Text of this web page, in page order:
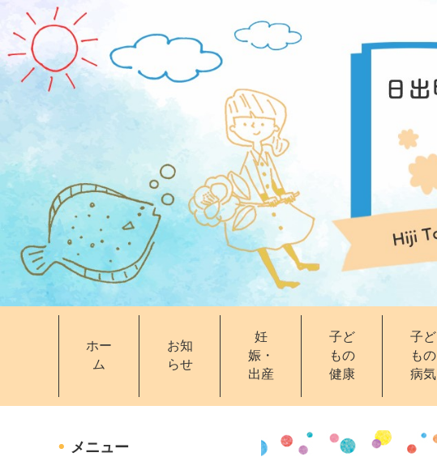
ホー
ム
お知
らせ
妊
娠・
出産
子ど
もの
健康
子ど
もの
病気
メニュー